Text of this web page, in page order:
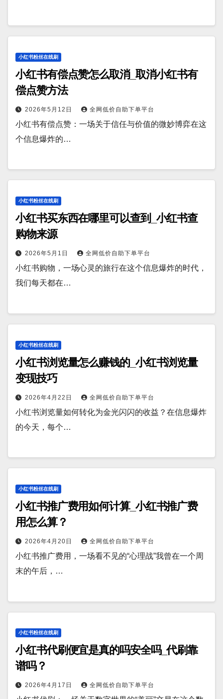
小红书粉丝在线刷
小红书有偿点赞怎么取消_取消小红书有
偿点赞方法
2026年5月12日 全网低价自助下单平台
小红书有偿点赞：一场关于信任与价值的微妙博弈在这
个信息爆炸的…
小红书粉丝在线刷
小红书买东西在哪里可以查到_小红书查
购物来源
2026年5月1日 全网低价自助下单平台
小红书购物，一场心灵的旅行在这个信息爆炸的时代，
我们每天都在…
小红书粉丝在线刷
小红书浏览量怎么赚钱的_小红书浏览量
变现技巧
2026年4月22日 全网低价自助下单平台
小红书浏览量如何转化为金光闪闪的收益？在信息爆炸
的今天，每个…
小红书粉丝在线刷
小红书推广费用如何计算_小红书推广费
用怎么算？
2026年4月20日 全网低价自助下单平台
小红书推广费用，一场看不见的“心理战”我曾在一个周
末的午后，…
小红书粉丝在线刷
小红书代刷便宜是真的吗安全吗_代刷靠
谱吗？
2026年4月17日 全网低价自助下单平台